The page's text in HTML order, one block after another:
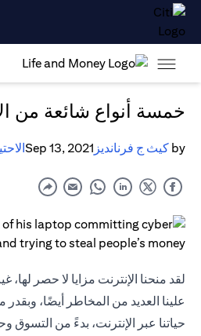
خمسة أنواع شائعة من
by كيث ج فرنانديز Sep 13, 2021
لقد منحنا الإنترنت مزايا لا حصر
علينا العديد من المخاطر أيضًا،
حياتنا عبر الإنترنت، بدءً من التسوق